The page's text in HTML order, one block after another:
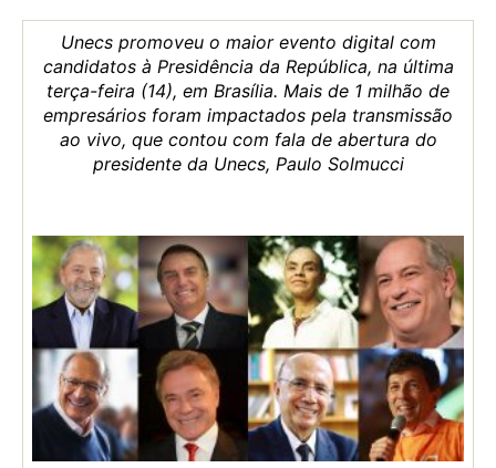
Unecs promoveu o maior evento digital com
candidatos à Presidência da República, na última
terça-feira (14), em Brasília. Mais de 1 milhão de
empresários foram impactados pela transmissão
ao vivo, que contou com fala de abertura do
presidente da Unecs, Paulo Solmucci